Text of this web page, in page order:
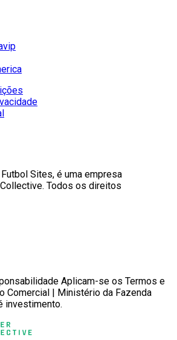
Sites, é uma empresa
Todos os direitos
Aplicam-se os Termos e
Comercial | Ministério da Fazenda
investimento.